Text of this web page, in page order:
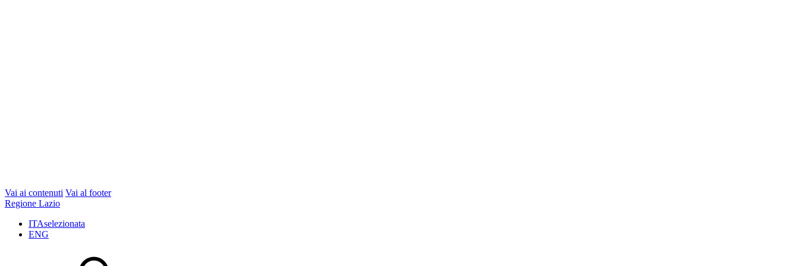
Vai ai contenuti Vai al footer
Regione Lazio
ITAselezionata
ENG